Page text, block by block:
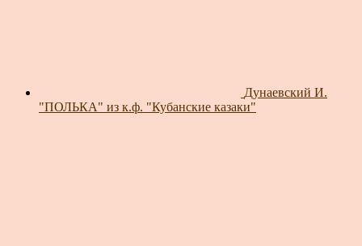
Дунаевский И.
"ПОЛЬКА" из к.ф. "Кубанские казаки"